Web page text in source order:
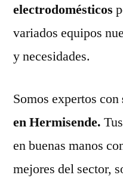
electrodomésticos
variados equipos
y necesidades.
Somos expertos con
en Hermisende.
en buenas manos
mejores del sector,